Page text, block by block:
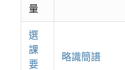
量
選
課
要
略識簡譜